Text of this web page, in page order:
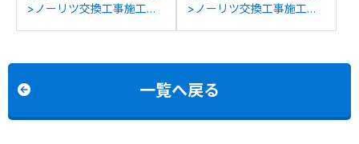
>ノーリツ交換工事施工事
>ノーリツ交換工事施工事
一覧へ戻る